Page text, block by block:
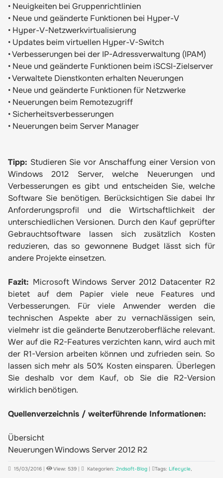
• Neuigkeiten bei Gruppenrichtlinien
• Neue und geänderte Funktionen bei Hyper-V
• Hyper-V-Netzwerkvirtualisierung
• Updates beim virtuellen Hyper-V-Switch
•Verbesserungen bei der IP-Adressverwaltung (IPAM)
• Neue und geänderte Funktionen beim iSCSI-Zielserver
•Verwaltete Dienstkonten erhalten Neuerungen
• Neue und geänderte Funktionen für Netzwerke
• Neuerungen beim Remotezugriff
• Sicherheitsverbesserungen
• Neuerungen beim Server Manager
Tipp: Studieren Sie vor Anschaffung einer Version von
Windows 2012 Server, welche Neuerungen und
Verbesserungen es gibt und entscheiden Sie, welche
Software Sie benötigen. Berücksichtigen Sie dabei Ihr
Anforderungsprofil und die Wirtschaftlichkeit der
unterschiedlichen Versionen. Durch den Kauf geprüfter
Gebrauchtsoftware lassen sich zusätzlich Kosten
reduzieren, das so gewonnene Budget lässt sich für
andere Projekte einsetzen.
Fazit: Microsoft Windows Server 2012 Datacenter R2
bietet auf dem Papier viele neue Features und
Verbesserungen. Für viele Anwender werden die
technischen Aspekte aber zu vernachlässigen sein,
vielmehr ist die geänderte Benutzeroberfläche relevant.
Wer auf die R2-Features verzichten kann, wird auch mit
der R1-Version arbeiten können und zufrieden sein. So
lassen sich mehr als 50% Kosten einsparen. Überlegen
Sie deshalb vor dem Kauf, ob Sie die R2-Version
wirklich benötigen.
Quellenverzeichnis / weiterführende Informationen:
Übersicht
Neuerungen Windows Server 2012 R2
15/03/2016 | View: 539 | Kategorien: 2ndsoft-Blog | Tags: Lifecycle,